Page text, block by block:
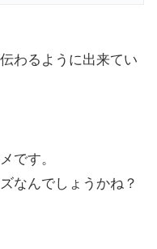
わるように出来てい
です。
なんでしょうかね？